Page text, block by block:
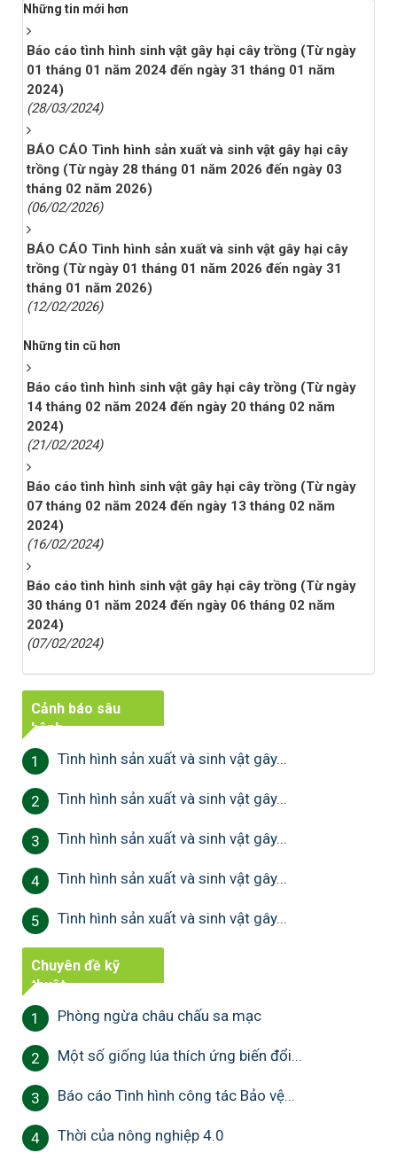
Những tin mới hơn
Báo cáo tình hình sinh vật gây hại cây trồng (Từ ngày
01 tháng 01 năm 2024 đến ngày 31 tháng 01 năm
2024)
(28/03/2024)
BÁO CÁO Tình hình sản xuất và sinh vật gây hại cây
trồng (Từ ngày 28 tháng 01 năm 2026 đến ngày 03
tháng 02 năm 2026)
(06/02/2026)
BÁO CÁO Tình hình sản xuất và sinh vật gây hại cây
trồng (Từ ngày 01 tháng 01 năm 2026 đến ngày 31
tháng 01 năm 2026)
(12/02/2026)
Những tin cũ hơn
Báo cáo tình hình sinh vật gây hại cây trồng (Từ ngày
14 tháng 02 năm 2024 đến ngày 20 tháng 02 năm
2024)
(21/02/2024)
Báo cáo tình hình sinh vật gây hại cây trồng (Từ ngày
07 tháng 02 năm 2024 đến ngày 13 tháng 02 năm
2024)
(16/02/2024)
Báo cáo tình hình sinh vật gây hại cây trồng (Từ ngày
30 tháng 01 năm 2024 đến ngày 06 tháng 02 năm
2024)
(07/02/2024)
Cảnh báo sâu
bệnh
1 Tình hình sản xuất và sinh vật gây...
2 Tình hình sản xuất và sinh vật gây...
3 Tình hình sản xuất và sinh vật gây...
4 Tình hình sản xuất và sinh vật gây...
5 Tình hình sản xuất và sinh vật gây...
Chuyên đề kỹ
thuật
1 Phòng ngừa châu chấu sa mạc
2 Một số giống lúa thích ứng biến đổi...
3 Báo cáo Tình hình công tác Bảo vệ...
4 Thời của nông nghiệp 4.0